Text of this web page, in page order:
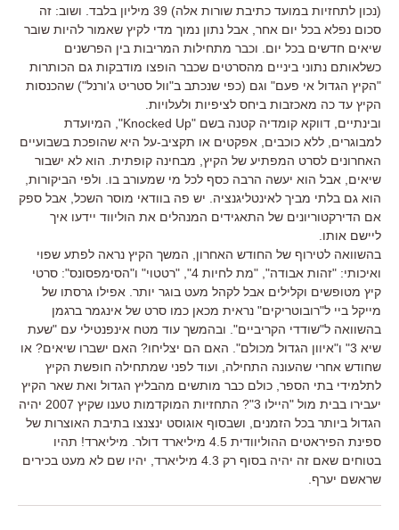
(נכון לתחזיות במועד כתיבת שורות אלה) 39 מיליון בלבד. ושוב: זה
סכום נפלא בכל יום אחר, אבל נתון נמוך מדי לקיץ שאמור להיות שובר
שיאים חדשים בכל יום. וכבר מתחילות המריבות בין הפרשנים
כשלאותם נתוני ביניים מהסרטים שכבר הופצו מודבקות גם הכותרות
"הקיץ הגדול אי פעם" וגם (כפי שנכתב ב"וול סטריט ג'ורנל") שהכנסות
הקיץ עד כה מאכזבות ביחס לציפיות ולעלויות.
ובינתיים, דווקא קומדיה קטנה בשם "Knocked Up", המיועדת
למבוגרים, ללא כוכבים, אפקטים או תקציב-על היא שהופכת בשבועיים
האחרונים לסרט המפתיע של הקיץ, מבחינה קופתית. הוא לא ישבור
שיאים, אבל הוא יעשה הרבה כסף לכל מי שמעורב בו. ולפי הביקורות,
הוא גם בלתי מביך לאינטליגנציה. יש פה בוודאי מוסר השכל, אבל ספק
אם הדירקטוריונים של התאגידים המנהלים את הוליווד יידעו איך
ליישם אותו.
בהשוואה לטירוף של החודש האחרון, המשך הקיץ נראה לפתע שפוי
ואיכותי: "זהות אבודה", "מת לחיות 4", "רטטוי" ו"הסימפסונס": סרטי
קיץ מטופשים וקלילים אבל לקהל מעט בוגר יותר. אפילו גרסתו של
מייקל ביי ל"רובוטריקים" נראית מכאן כמו סרט של אינגמר ברגמן
בהשוואה ל"שודדי הקריביים". ובהמשך עוד מטח אינפנטילי עם "שעת
שיא 3" ו"איוון הגדול מכולם". האם הם יצליחו? האם ישברו שיאים? או
שחודש אחרי שהעונה התחילה, ועוד לפני שמתחילה חופשת הקיץ
לתלמידי בתי הספר, כולם כבר מותשים מהבליץ הגדול ואת שאר הקיץ
יעבירו בבית מול "היילו 3"? התחזיות המוקדמות טענו שקיץ 2007 יהיה
הגדול ביותר בכל הזמנים, ושבסוף אוגוסט ינצנצו בתיבת האוצרות של
ספינת הפיראטים ההוליוודית 4.5 מיליארד דולר. מיליארד! תהיו
בטוחים שאם זה יהיה בסוף רק 4.3 מיליארד, יהיו שם לא מעט בכירים
שראשם יערף.